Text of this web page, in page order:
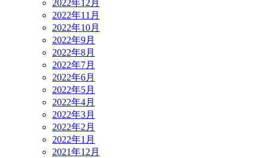
2022年12月
2022年11月
2022年10月
2022年9月
2022年8月
2022年7月
2022年6月
2022年5月
2022年4月
2022年3月
2022年2月
2022年1月
2021年12月